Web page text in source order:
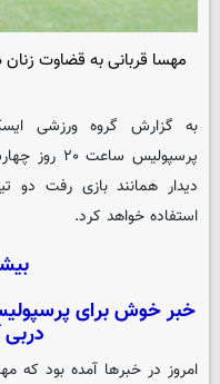
مهسا قربانی به قضاوت
به گزارش گروه ورزشی
استفاده خواهد کرد.
خبر خوش برای
امروز در خبرها آمده بود که